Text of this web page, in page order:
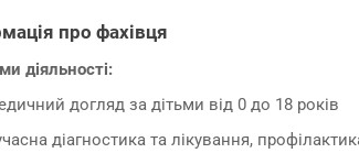
про фахівця
діяльності:
догляд за дітьми від 0 до 18 років
діагностика та лікування,